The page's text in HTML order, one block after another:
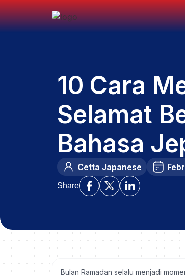
10 Cara
Selamat
Bahasa
Cetta Japanese
Share
Bulan Ramadan selalu menjadi